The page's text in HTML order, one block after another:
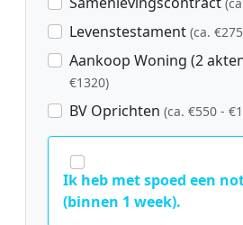
Levenstestament (ca.
Aankoop Woning (2
€1320)
BV Oprichten (ca. €550 -
Ik heb met spoed een
(binnen 1 week).